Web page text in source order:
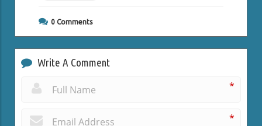
0 Comments
Write A Comment
*
*